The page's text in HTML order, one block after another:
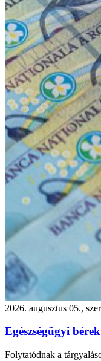
2026. augusztus 05.,
Egészségügyi
Folytatódnak a